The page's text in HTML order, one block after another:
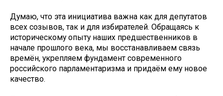
Думаю, что эта инициатива важна как для депутатов
всех созывов, так и для избирателей. Обращаясь к
историческому опыту наших предшественников в
начале прошлого века, мы восстанавливаем связь
времён, укрепляем фундамент современного
российского парламентаризма и придаём ему новое
качество.